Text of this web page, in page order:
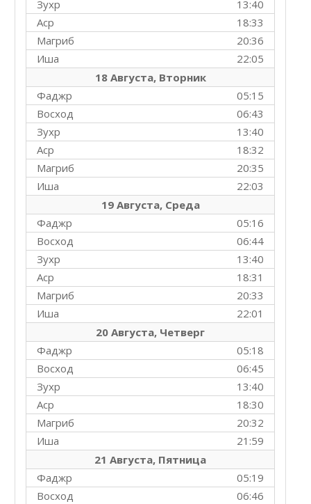
13:40
Зухр
18:33
Аср
20:36
Магриб
22:05
Иша
18 Августа, Вторник
05:15
Фаджр
06:43
Восход
13:40
Зухр
18:32
Аср
20:35
Магриб
22:03
Иша
19 Августа, Среда
05:16
Фаджр
06:44
Восход
13:40
Зухр
18:31
Аср
20:33
Магриб
22:01
Иша
20 Августа, Четверг
05:18
Фаджр
06:45
Восход
13:40
Зухр
18:30
Аср
20:32
Магриб
21:59
Иша
21 Августа, Пятница
05:19
Фаджр
06:46
Восход